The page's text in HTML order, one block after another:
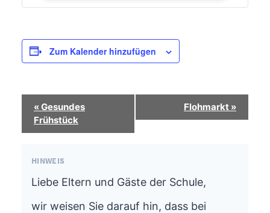
Zum Kalender hinzufügen
Termin-
Navigation
«Gesundes
Frühstück
Flohmarkt »
HINWEIS
Liebe Eltern und Gäste der Schule,
wir weisen Sie darauf hin, dass bei